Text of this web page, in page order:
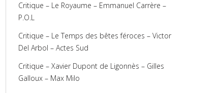
Critique – Le Royaume – Emmanuel Carrère –
P.O.L
Critique – Le Temps des bêtes féroces – Victor
Del Arbol – Actes Sud
Critique – Xavier Dupont de Ligonnès – Gilles
Galloux – Max Milo